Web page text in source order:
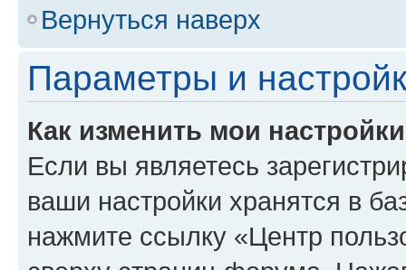
Вернуться наверх
Параметры и
Как изменить мои
Если вы являетесь
ваши настройки хранятся в
нажмите ссылку «Центр